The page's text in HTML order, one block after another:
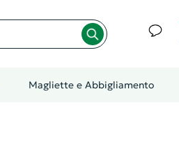
Magliette e Abbigliamento